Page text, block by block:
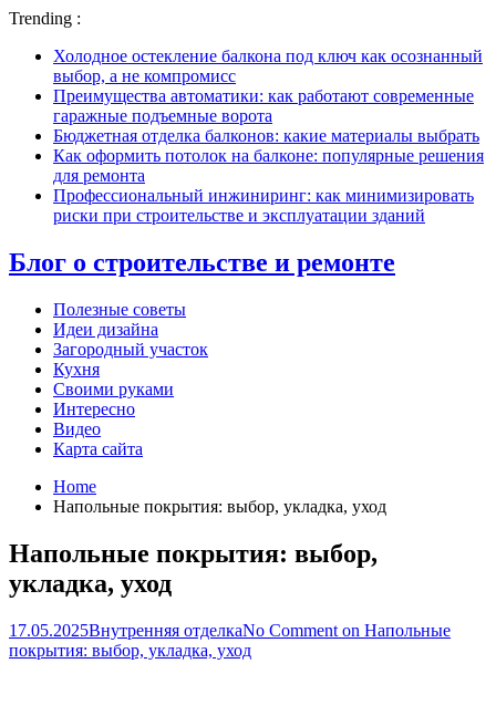
Trending :
Холодное остекление балкона под ключ как осознанный
выбор, а не компромисс
Преимущества автоматики: как работают современные
гаражные подъемные ворота
Бюджетная отделка балконов: какие материалы выбрать
Как оформить потолок на балконе: популярные решения
для ремонта
Профессиональный инжиниринг: как минимизировать
риски при строительстве и эксплуатации зданий
Блог о строительстве и ремонте
Полезные советы
Идеи дизайна
Загородный участок
Кухня
Своими руками
Интересно
Видео
Карта сайта
Home
Напольные покрытия: выбор, укладка, уход
Напольные покрытия: выбор,
укладка, уход
17.05.2025Внутренняя отделкаNo Comment on Напольные
покрытия: выбор, укладка, уход